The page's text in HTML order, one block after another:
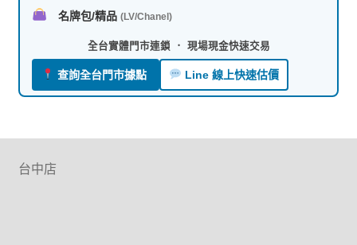
名牌包/精品 (LV/Chanel)
全台實體門市連鎖 ． 現場現金快速交易
查詢全台門市據點 Line 線上快速估價
台中店